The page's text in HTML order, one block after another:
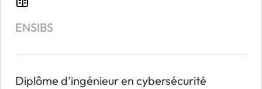
ENSIBS
Diplôme d'ingénieur en cybersécurité